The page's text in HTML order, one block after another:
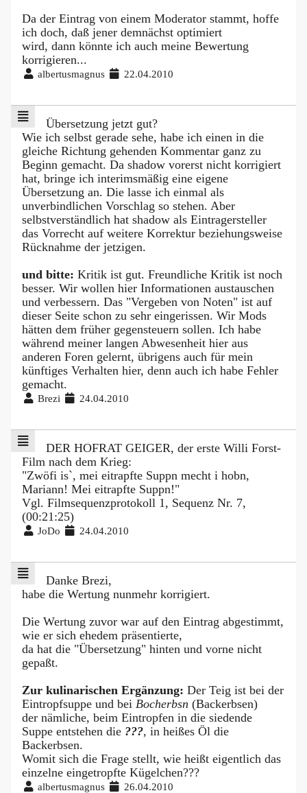
Da der Eintrag von einem Moderator stammt, hoffe
ich doch, daß jener demnächst optimiert
wird, dann könnte ich auch meine Bewertung
korrigieren...
albertusmagnus 22.04.2010
Übersetzung jetzt gut?
Wie ich selbst gerade sehe, habe ich einen in die
gleiche Richtung gehenden Kommentar ganz zu
Beginn gemacht. Da shadow vorerst nicht korrigiert
hat, bringe ich interimsmäßig eine eigene
Übersetzung an. Die lasse ich einmal als
unverbindlichen Vorschlag so stehen. Aber
selbstverständlich hat shadow als Eintragersteller
das Vorrecht auf weitere Korrektur beziehungsweise
Rücknahme der jetzigen.
und bitte: Kritik ist gut. Freundliche Kritik ist noch
besser. Wir wollen hier Informationen austauschen
und verbessern. Das "Vergeben von Noten" ist auf
dieser Seite schon zu sehr eingerissen. Wir Mods
hätten dem früher gegensteuern sollen. Ich habe
während meiner langen Abwesenheit hier aus
anderen Foren gelernt, übrigens auch für mein
künftiges Verhalten hier, denn auch ich habe Fehler
gemacht.
Brezi 24.04.2010
DER HOFRAT GEIGER, der erste Willi Forst-
Film nach dem Krieg:
"Zwöfi is`, mei eitrapfte Suppn mecht i hobn,
Mariann! Mei eitrapfte Suppn!"
Vgl. Filmsequenzprotokoll 1, Sequenz Nr. 7,
(00:21:25)
JoDo 24.04.2010
Danke Brezi,
habe die Wertung nunmehr korrigiert.
Die Wertung zuvor war auf den Eintrag abgestimmt,
wie er sich ehedem präsentierte,
da hat die "Übersetzung" hinten und vorne nicht
gepaßt.
Zur kulinarischen Ergänzung: Der Teig ist bei der
Eintropfsuppe und bei Bocherbsn (Backerbsen)
der nämliche, beim Eintropfen in die siedende
Suppe entstehen die ???, in heißes Öl die
Backerbsen.
Womit sich die Frage stellt, wie heißt eigentlich das
einzelne eingetropfte Kügelchen???
albertusmagnus 26.04.2010